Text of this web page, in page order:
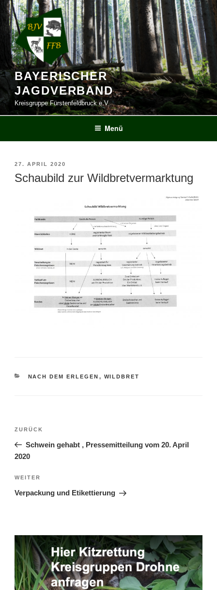
Zum
Inhalt
springen
BAYERISCHER
JAGDVERBAND
Kreisgruppe Fürstenfeldbruck e.V.
Menü
VERÖFFENTLICHT
AM
27. APRIL 2020
Schaubild zur Wildbretvermarktung
KATEGORIEN
NACH DEM ERLEGEN , WILDBRET
Beitragsnavigation
Vorheriger
Beitrag
ZURÜCK
Schwein gehabt , Pressemitteilung vom 20. April
2020
Nächster
Beitrag
WEITER
Verpackung und Etikettierung